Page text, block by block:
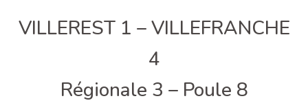
VILLEREST 1 – VILLEFRANCHE
4
Régionale 3 – Poule 8